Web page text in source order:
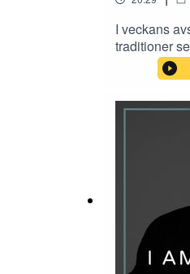
I veckans
traditioner